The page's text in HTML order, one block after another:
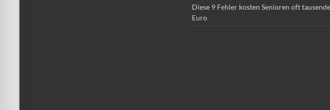
Diese 9 Fehler kosten Senioren oft tausende
Euro